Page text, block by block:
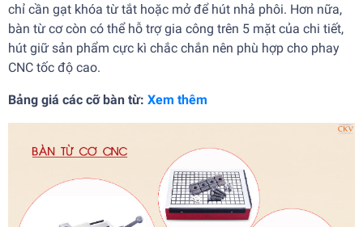
chỉ cần gạt khóa từ tắt hoặc mở để hút nhả phôi. Hơn nữa,
bàn từ cơ còn có thể hỗ trợ gia công trên 5 mặt của chi tiết,
hút giữ sản phẩm cực kì chắc chắn nên phù hợp cho phay
CNC tốc độ cao.
Bảng giá các cỡ bàn từ: Xem thêm